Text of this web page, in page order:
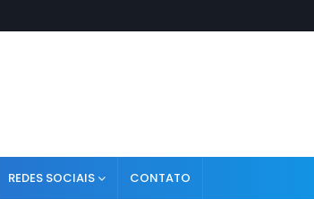
REDES SOCIAIS CONTATO